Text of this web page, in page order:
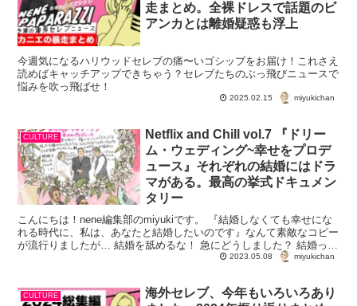
走まとめ。全裸ドレスで話題のビ
アンカとは離婚疑惑も浮上
今週気になるハリウッドセレブの痛〜いゴシップをお届け！これさえ
読めばキャッチアップできちゃう？セレブたちのぶっ飛びニュースで
悩みを吹っ飛ばせ！
2025.02.15 miyukichan
CULTURE
Netflix and Chill vol.7 『ドリー
ム・ウェディング~幸せをプロデ
ュース』それぞれの結婚にはドラ
マがある。最高の挙式ドキュメン
タリー
こんにちは！nene編集部のmiyukiです。 『結婚しなくても幸せにな
れる時代に、私は、あなたと結婚したいのです』なんて素敵なコピー
が流行りましたが… 結婚を舐めるな！ 急にどうしました？ 結婚っ
2023.05.08 miyukichan
CULTURE
海外セレブ、今年もいろいろあり